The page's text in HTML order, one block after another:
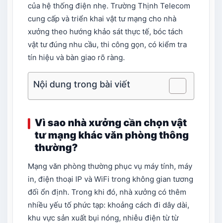
của hệ thống điện nhẹ. Trường Thịnh Telecom
cung cấp và triển khai vật tư mạng cho nhà
xưởng theo hướng khảo sát thực tế, bóc tách
vật tư đúng nhu cầu, thi công gọn, có kiểm tra
tín hiệu và bàn giao rõ ràng.
Nội dung trong bài viết
Vì sao nhà xưởng cần chọn vật
tư mạng khác văn phòng thông
thường?
Mạng văn phòng thường phục vụ máy tính, máy
in, điện thoại IP và WiFi trong không gian tương
đối ổn định. Trong khi đó, nhà xưởng có thêm
nhiều yếu tố phức tạp: khoảng cách đi dây dài,
khu vực sản xuất bụi nóng, nhiễu điện từ từ